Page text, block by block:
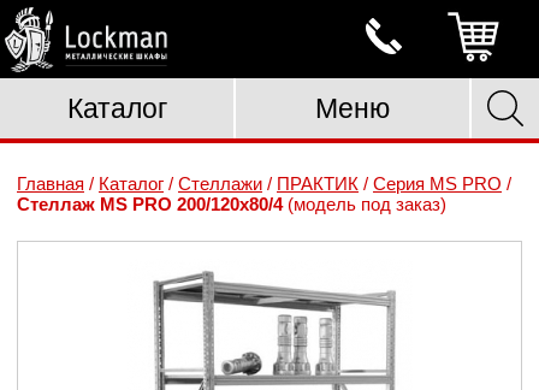
Каталог Меню
Главная / Каталог / Стеллажи / ПРАКТИК / Серия MS PRO /
Стеллаж MS PRO 200/120x80/4 (модель под заказ)